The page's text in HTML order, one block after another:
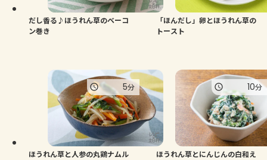
だし香る♪ほうれん草のベーコ
ン巻き
「ほんだし」卵とほうれん草の
トースト
ほうれん草と人参の丸鶏ナムル
5分
ほうれん草とにんじんの白和え
10分